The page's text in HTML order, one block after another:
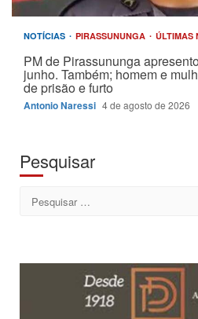
NOTÍCIAS PIRASSUNUNGA ÚLTIMAS
PM de Pirassununga
junho. Também; homem e
de prisão e furto
Antonio Naressi 4 de agosto de 2026
Pesquisar
Pesquisar